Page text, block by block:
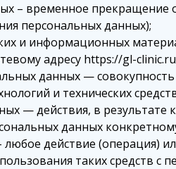
– временное прекращение
персональных данных);
и информационных
адресу https://gl-
данных —
и технических
— действия, в
данных
действие (операция)
таких средств